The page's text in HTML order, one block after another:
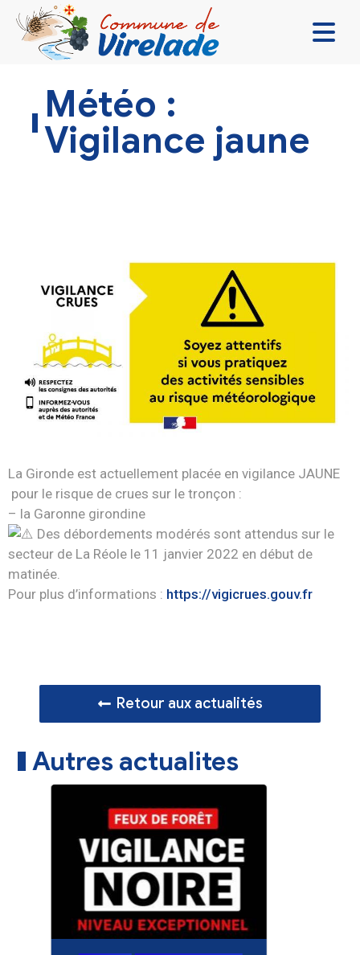
VIVRE ENSEMBLE
SE DIVERTIR
Météo :
Vigilance jaune
La Gironde est actuellement placée en vigilance JAUNE
pour le risque de crues sur le tronçon :
– la Garonne girondine
Des débordements modérés sont attendus sur le
secteur de La Réole le 11 janvier 2022 en début de
matinée.
Pour plus d’informations : https://vigicrues.gouv.fr
Retour aux actualités
Autres actualites